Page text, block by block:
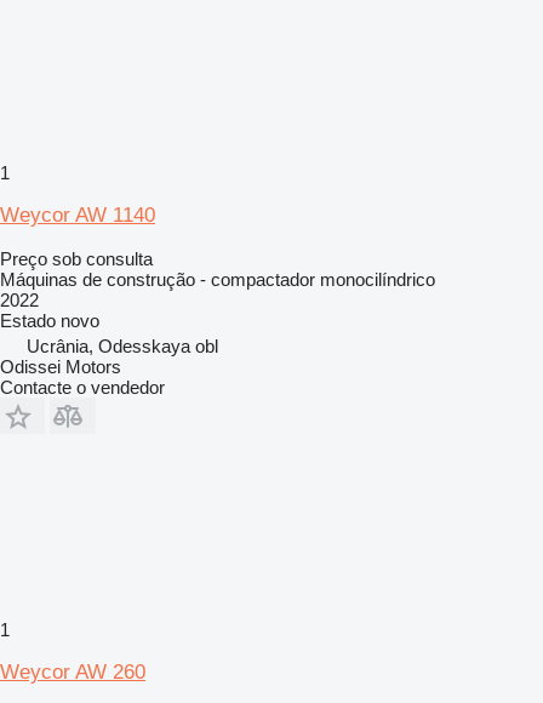
1
Weycor AW 1140
Preço sob consulta
Máquinas de construção - compactador monocilíndrico
2022
Estado novo
Ucrânia, Odesskaya obl
Odissei Motors
Contacte o vendedor
1
Weycor AW 260